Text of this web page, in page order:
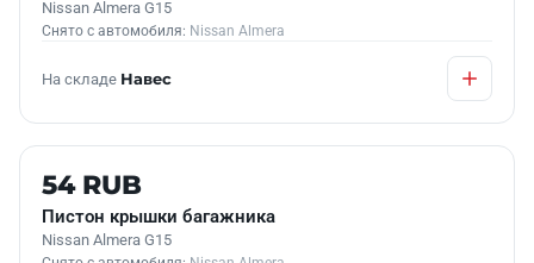
Nissan Almera G15
Снято с автомобиля: Nissan Almera
На складе Навес
Б/У В НАЛИЧИИ
54 RUB
Пистон крышки багажника
Nissan Almera G15